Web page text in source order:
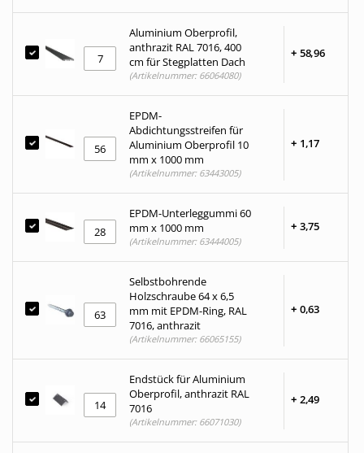
Aluminium Oberprofil,
anthrazit RAL 7016, 400
cm für Stegplatten Dach
+ 58,96
(Artikelnummer: 66064080)
EPDM-
Abdichtungsstreifen für
Aluminium Oberprofil 10
mm x 1000 mm
+ 1,17
(Artikelnummer: 63443005)
EPDM-Unterleggummi 60
mm x 1000 mm
+ 3,75
(Artikelnummer: 63444005)
Selbstbohrende
Holzschraube 64 x 6,5
mm mit EPDM-Ring, RAL
7016, anthrazit
+ 0,63
(Artikelnummer: 66065155)
Endstück für Aluminium
Oberprofil, anthrazit RAL
7016
+ 2,49
(Artikelnummer: 66071030)